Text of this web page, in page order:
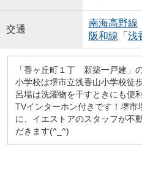
交通
南海高野線
阪和線 「 浅
「香ヶ丘町１丁 新築一戸建」
小学校は堺市立浅香山小学校徒
呂場は洗濯物を干すときにも便
TVインターホン付きです！堺市
に、イエストアのスタッフが不
だきます(^_^)